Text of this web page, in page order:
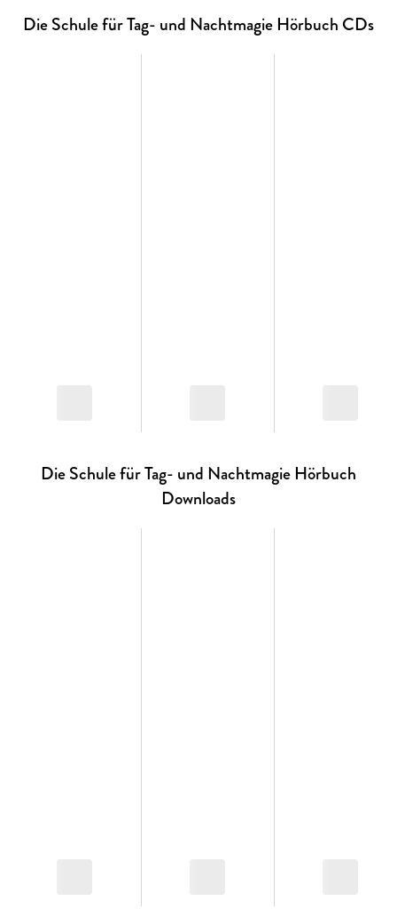
Die Schule für Tag- und Nachtmagie Hörbuch CDs
Die Schule für Tag- und Nachtmagie Hörbuch
Downloads